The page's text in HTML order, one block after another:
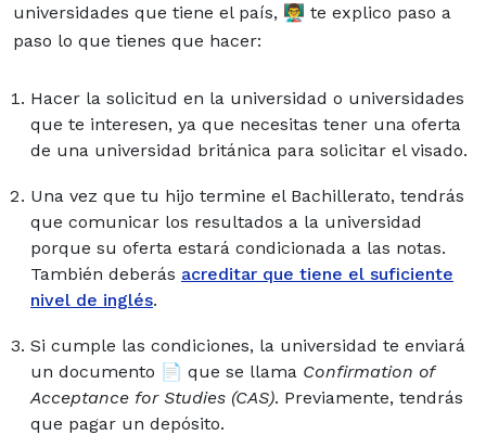
universidades que tiene el país, 👨‍🏫 te explico paso a
paso lo que tienes que hacer:
Hacer la solicitud en la universidad o universidades
que te interesen, ya que necesitas tener una oferta
de una universidad británica para solicitar el visado.
Una vez que tu hijo termine el Bachillerato, tendrás
que comunicar los resultados a la universidad
porque su oferta estará condicionada a las notas.
También deberás acreditar que tiene el suficiente
nivel de inglés.
Si cumple las condiciones, la universidad te enviará
un documento 📄 que se llama Confirmation of
Acceptance for Studies (CAS). Previamente, tendrás
que pagar un depósito.